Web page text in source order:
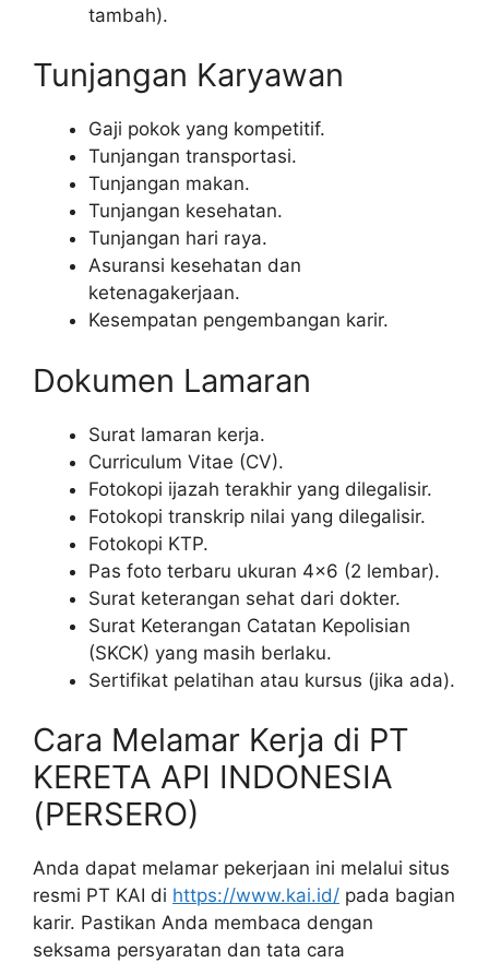
tambah).
Tunjangan Karyawan
Gaji pokok yang kompetitif.
Tunjangan transportasi.
Tunjangan makan.
Tunjangan kesehatan.
Tunjangan hari raya.
Asuransi kesehatan dan
ketenagakerjaan.
Kesempatan pengembangan karir.
Dokumen Lamaran
Surat lamaran kerja.
Curriculum Vitae (CV).
Fotokopi ijazah terakhir yang dilegalisir.
Fotokopi transkrip nilai yang dilegalisir.
Fotokopi KTP.
Pas foto terbaru ukuran 4×6 (2 lembar).
Surat keterangan sehat dari dokter.
Surat Keterangan Catatan Kepolisian
(SKCK) yang masih berlaku.
Sertifikat pelatihan atau kursus (jika ada).
Cara Melamar Kerja di PT
KERETA API INDONESIA
(PERSERO)
Anda dapat melamar pekerjaan ini melalui situs
resmi PT KAI di https://www.kai.id/ pada bagian
karir. Pastikan Anda membaca dengan
seksama persyaratan dan tata cara